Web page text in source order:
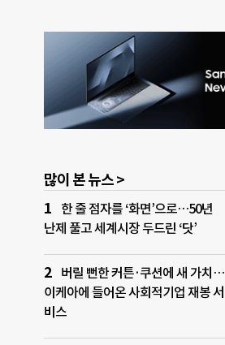
많이 본 뉴스 >
한 줄 점자를 ‘화면’으로…50년
난제 풀고 세계시장 두드린 ‘닷’
버릴 뻔한 커튼·쿠션에 새 가치…
이케아에 들어온 사회적기업 재봉 서
비스